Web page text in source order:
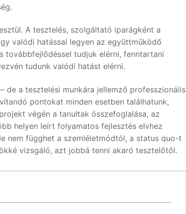
A tesztelés, szolgáltató iparágként a
valódi hatással legyen az együttműködő
továbbfejlődéssel tudjuk elérni, fenntartani
tudunk valódi hatást elérni.
de a tesztelési munkára jellemző professzionális
pontokat minden esetben találhatunk,
végén a tanultak összefoglalása, az
helyen leírt folyamatos fejlesztés elvhez
nem függhet a szemléletmódtól, a status quo-t
vizsgáló, azt jobbá tenni akaró tesztelőtől.